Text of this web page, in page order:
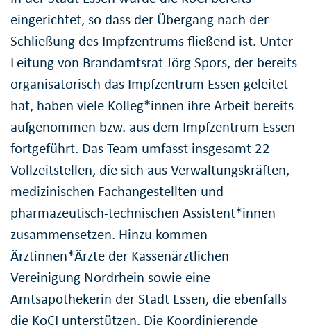
eingerichtet, so dass der Übergang nach der
Schließung des Impfzentrums fließend ist. Unter
Leitung von Brandamtsrat Jörg Spors, der bereits
organisatorisch das Impfzentrum Essen geleitet
hat, haben viele Kolleg*innen ihre Arbeit bereits
aufgenommen bzw. aus dem Impfzentrum Essen
fortgeführt. Das Team umfasst insgesamt 22
Vollzeitstellen, die sich aus Verwaltungskräften,
medizinischen Fachangestellten und
pharmazeutisch-technischen Assistent*innen
zusammensetzen. Hinzu kommen
Ärztinnen*Ärzte der Kassenärztlichen
Vereinigung Nordrhein sowie eine
Amtsapothekerin der Stadt Essen, die ebenfalls
die KoCI unterstützen. Die Koordinierende